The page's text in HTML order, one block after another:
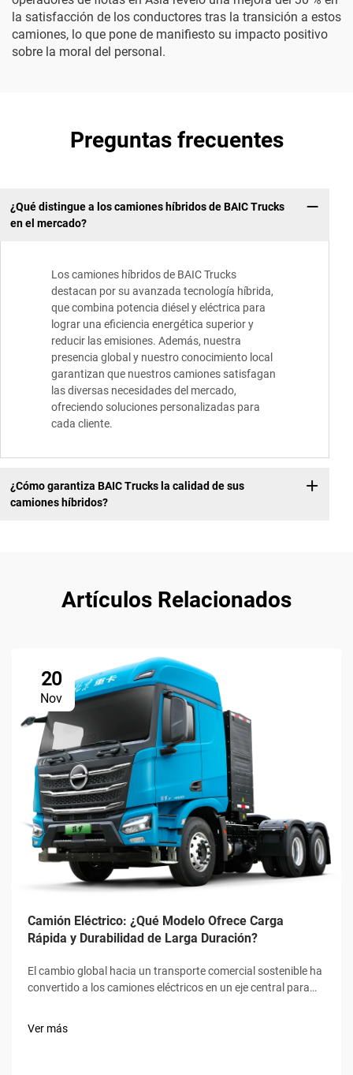
la satisfacción de los conductores tras la transición a estos
camiones, lo que pone de manifiesto su impacto positivo
sobre la moral del personal.
Preguntas frecuentes
¿Qué distingue a los camiones híbridos de BAIC Trucks
en el mercado?
Los camiones híbridos de BAIC Trucks
destacan por su avanzada tecnología híbrida,
que combina potencia diésel y eléctrica para
lograr una eficiencia energética superior y
reducir las emisiones. Además, nuestra
presencia global y nuestro conocimiento local
garantizan que nuestros camiones satisfagan
las diversas necesidades del mercado,
ofreciendo soluciones personalizadas para
cada cliente.
¿Cómo garantiza BAIC Trucks la calidad de sus
camiones híbridos?
Artículos Relacionados
20
Nov
Camión Eléctrico: ¿Qué Modelo Ofrece Carga
Rápida y Durabilidad de Larga Duración?
El cambio global hacia un transporte comercial sostenible ha
convertido a los camiones eléctricos en un eje central para
Ver más